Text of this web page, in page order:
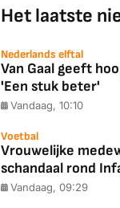
Het laatste
Nederlands elftal
Van Gaal geeft
'Een stuk beter'
Vandaag, 10:10
Voetbal
Vrouwelijke
schandaal rond
Vandaag, 09:29